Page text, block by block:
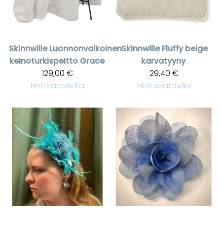
Skinnwille Luonnonvalkoinen
keinoturkispeitto Grace
129,00 €
Heti saatavilla
Skinnwille Fluffy beige
karvatyyny
29,40 €
Heti saatavilla